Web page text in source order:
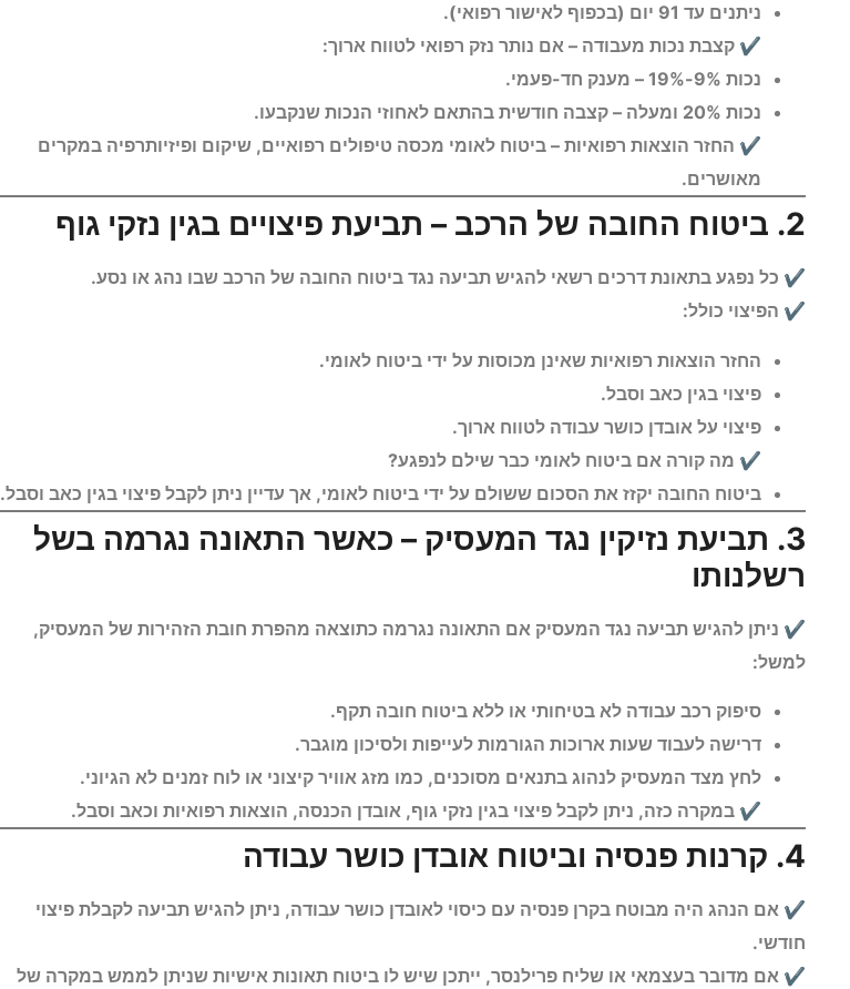
ניתנים עד 91 יום (בכפוף לאישור רפואי).
✔ קצבת נכות מעבודה – אם נותר נזק רפואי לטווח ארוך:
נכות 9%-19% – מענק חד-פעמי.
נכות 20% ומעלה – קצבה חודשית בהתאם לאחוזי הנכות שנקבעו.
✔ החזר הוצאות רפואיות – ביטוח לאומי מכסה טיפולים רפואיים, שיקום ופיזיותרפיה במקרים
מאושרים.
2. ביטוח החובה של הרכב – תביעת פיצויים בגין נזקי גוף
✔ כל נפגע בתאונת דרכים רשאי להגיש תביעה נגד ביטוח החובה של הרכב שבו נהג או נסע.
✔ הפיצוי כולל:
החזר הוצאות רפואיות שאינן מכוסות על ידי ביטוח לאומי.
פיצוי בגין כאב וסבל.
פיצוי על אובדן כושר עבודה לטווח ארוך.
✔ מה קורה אם ביטוח לאומי כבר שילם לנפגע?
ביטוח החובה יקזז את הסכום ששולם על ידי ביטוח לאומי, אך עדיין ניתן לקבל פיצוי בגין כאב וסבל.
3. תביעת נזיקין נגד המעסיק – כאשר התאונה נגרמה בשל
רשלנותו
✔ ניתן להגיש תביעה נגד המעסיק אם התאונה נגרמה כתוצאה מהפרת חובת הזהירות של המעסיק,
למשל:
סיפוק רכב עבודה לא בטיחותי או ללא ביטוח חובה תקף.
דרישה לעבוד שעות ארוכות הגורמות לעייפות ולסיכון מוגבר.
לחץ מצד המעסיק לנהוג בתנאים מסוכנים, כמו מזג אוויר קיצוני או לוח זמנים לא הגיוני.
✔ במקרה כזה, ניתן לקבל פיצוי בגין נזקי גוף, אובדן הכנסה, הוצאות רפואיות וכאב וסבל.
4. קרנות פנסיה וביטוח אובדן כושר עבודה
✔ אם הנהג היה מבוטח בקרן פנסיה עם כיסוי לאובדן כושר עבודה, ניתן להגיש תביעה לקבלת פיצוי
חודשי.
✔ אם מדובר בעצמאי או שליח פרילנסר, ייתכן שיש לו ביטוח תאונות אישיות שניתן לממש במקרה של